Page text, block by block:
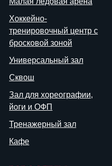
Хоккейно-
тренировочный центр с
бросковой зоной
Универсальный зал
Сквош
Зал для хореографии,
йоги и ОФП
Тренажерный зал
Кафе